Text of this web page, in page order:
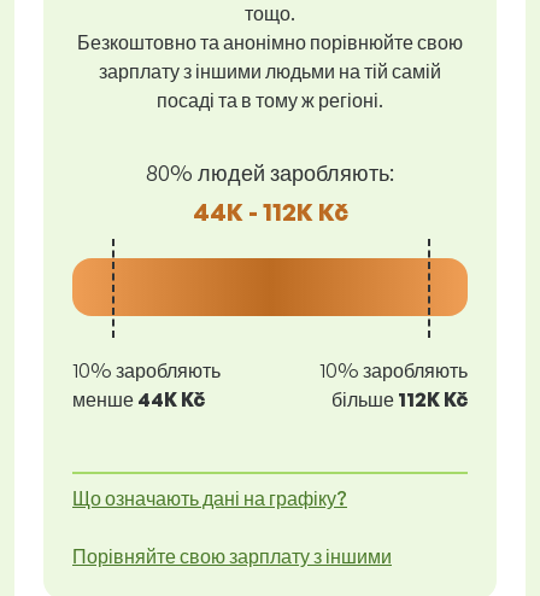
тощо.
Безкоштовно та анонімно порівнюйте свою
зарплату з іншими людьми на тій самій
посаді та в тому ж регіоні.
80% людей заробляють:
44K - 112K Kč
10% заробляють
менше 44K Kč
10% заробляють
більше 112K Kč
Що означають дані на графіку?
Порівняйте свою зарплату з іншими